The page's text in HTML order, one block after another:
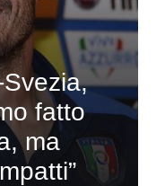
fatto
ma